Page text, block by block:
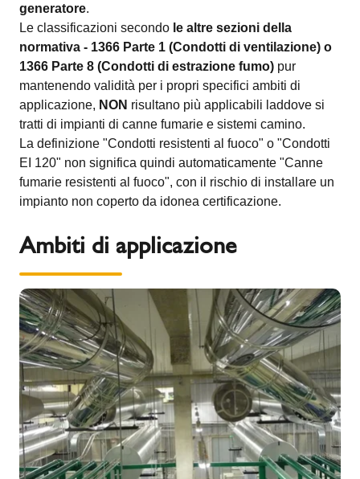
generatore.
Le classificazioni secondo le altre sezioni della
normativa - 1366 Parte 1 (Condotti di ventilazione) o
1366 Parte 8 (Condotti di estrazione fumo) pur
mantenendo validità per i propri specifici ambiti di
applicazione, NON risultano più applicabili laddove si
tratti di impianti di canne fumarie e sistemi camino.
La definizione "Condotti resistenti al fuoco" o "Condotti
EI 120" non significa quindi automaticamente "Canne
fumarie resistenti al fuoco", con il rischio di installare un
impianto non coperto da idonea certificazione.
Ambiti di applicazione